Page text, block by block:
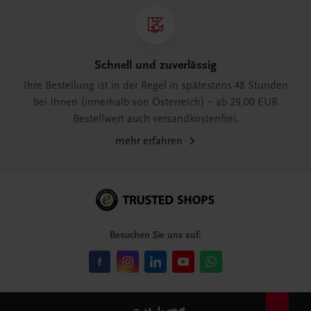
Schnell und zuverlässig
Ihre Bestellung ist in der Regel in spätestens 48 Stunden
bei Ihnen (innerhalb von Österreich) – ab 29,00 EUR
Bestellwert auch versandkostenfrei.
mehr erfahren
Besuchen Sie uns auf: